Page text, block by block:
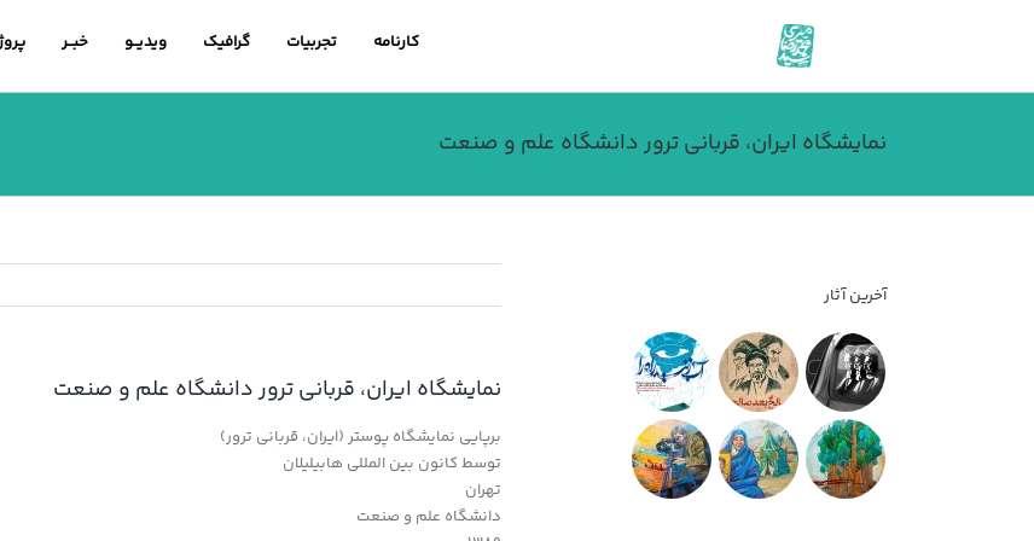
کارنامه تجربیات گرافیک ویدیــو خبــر
نمایشگاه ایران، قربانی ترور دانشگاه علم و صنعت
نمایشگاه ایران، قربانی ترور دانشگاه علم و صنعت
برپایی نمایشگاه پوستر (ایران، قربانی ترور)
توسط کانون بین المللی هابیلیلان
تهران
دانشگاه علم و صنعت
آخرین آثار